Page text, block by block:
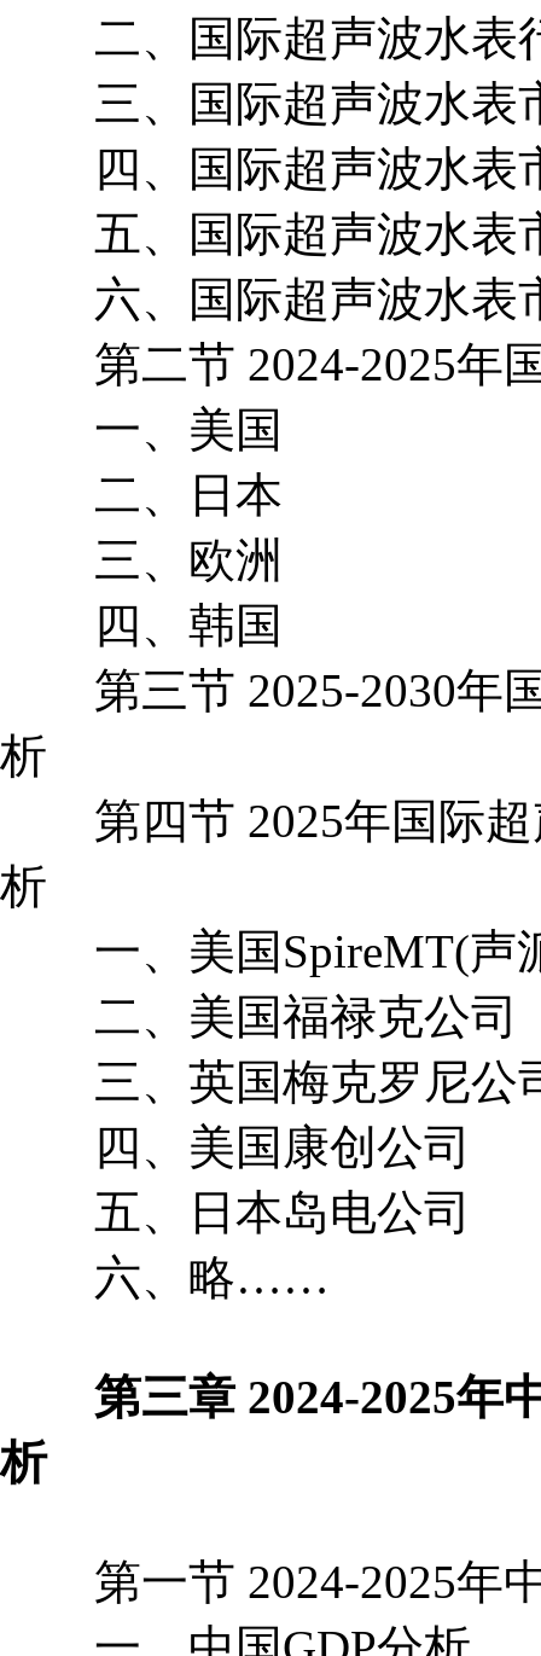
二、国际超声波水表
三、国际超声波水表
四、国际超声波水表
五、国际超声波水表
六、国际超声波水表
第二节 2024-2025年
一、美国
二、日本
三、欧洲
四、韩国
第三节 2025-2030年
析
第四节 2025年国际超
析
一、美国SpireMT(声
二、美国福禄克公司
三、英国梅克罗尼公
四、美国康创公司
五、日本岛电公司
六、略……
第三章 2024-2025年
析
第一节 2024-2025年